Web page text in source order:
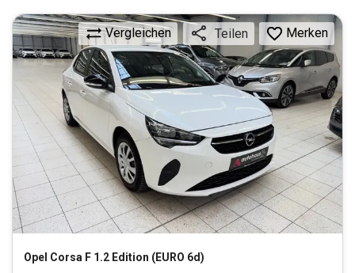
Opel Corsa F 1.2 Edition (EURO 6d)
Vergleichen Teilen Merken